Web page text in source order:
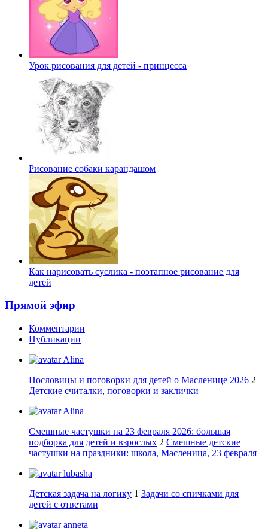
Урок рисования для детей - принцесса
Рисование собаки карандашом
Как нарисовать суслика - поэтапное рисование для
детей
Прямой эфир
Комментарии
Публикации
Alina
Пословицы и поговорки для детей о Масленице 2026 2
Детские считалки, поговорки и заклички
Alina
Смешные частушки на 23 февраля 2026: большая
подборка для детей и взрослых 2 Смешные детские
частушки на праздники: школа, Масленица, 23 февраля
lubasha
Детская задача на логику 1 Задачи со спичками для
детей с ответами
anneta